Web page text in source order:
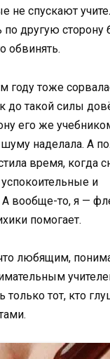
не спускают
по другую сторону
обвинять.
тоже
до такой силы
его же
наделала. А
время, когда
и
А вообще-то, я —
помогает.
что любящим,
тот, кто